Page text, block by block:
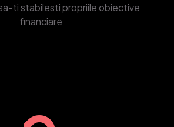
ti stabilesti propriile obiective
financiare